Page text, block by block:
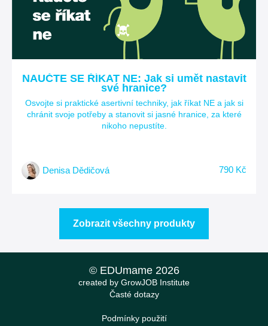
NAUČTE SE ŘÍKAT NE: Jak si umět nastavit
své hranice?
Osvojte si praktické asertivní techniky, jak říkat NE a jak si
chránit svoje potřeby a stanovit si jasné hranice, za které
nikoho nepustíte.
Denisa Dědičová 790 Kč
Zobrazit všechny produkty
© EDUmame 2026
created by GrowJOB Institute
Časté dotazy
Podmínky použití